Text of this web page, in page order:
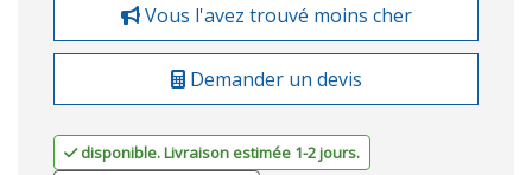
Vous l'avez trouvé moins cher
Demander un devis
disponible. Livraison estimée 1-2 jours.